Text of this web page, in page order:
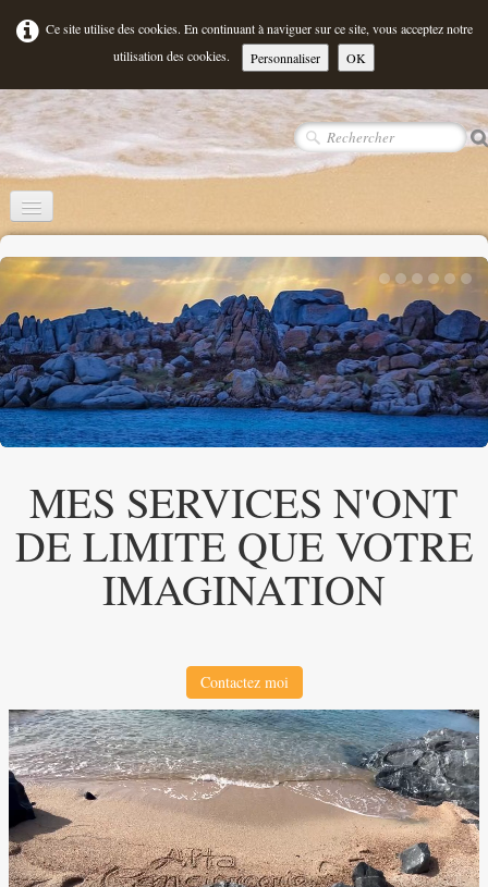
Ce site utilise des cookies. En continuant à naviguer sur ce site, vous acceptez notre
utilisation des cookies.
Personnaliser OK
Accueil
Qui suis-je ?
Mes Biens▼
Mes services
Contact
‹ ›
MES SERVICES N'ONT
DE LIMITE QUE VOTRE
IMAGINATION
Contactez moi